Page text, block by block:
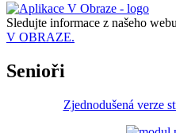
Sledujte informace z našeho
V OBRAZE.
Senioři
Zjednodušená verze